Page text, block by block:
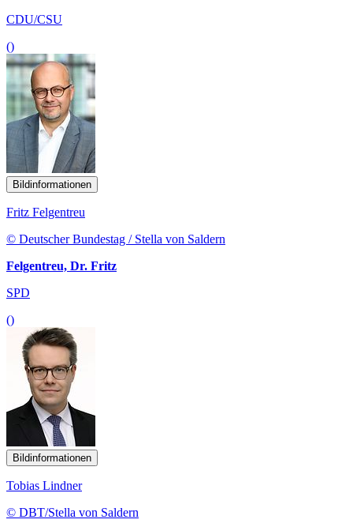
CDU/CSU
()
Bildinformationen
Fritz Felgentreu
© Deutscher Bundestag / Stella von Saldern
Felgentreu, Dr. Fritz
SPD
()
Bildinformationen
Tobias Lindner
© DBT/Stella von Saldern